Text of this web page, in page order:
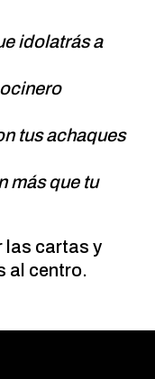
idolatrás a
tus achaques
más que tu
las cartas y
al centro.